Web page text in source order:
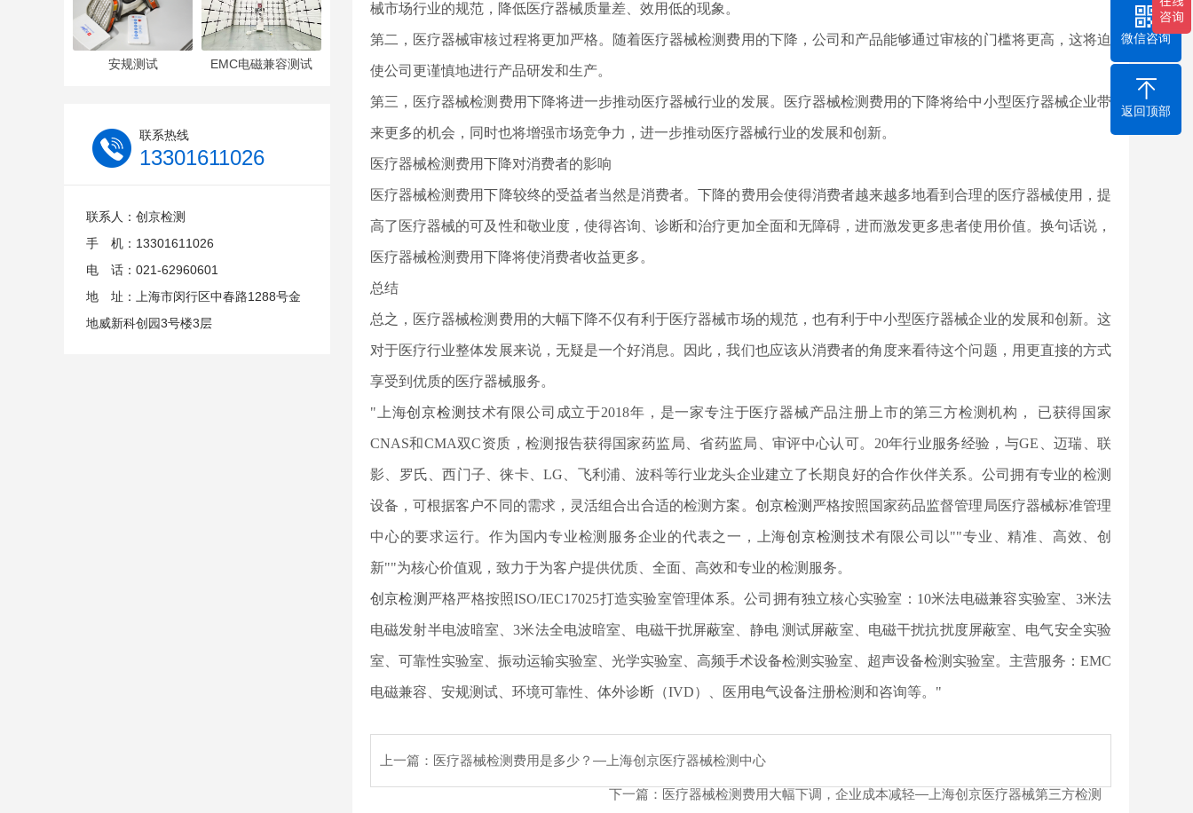
安规测试 EMC电磁兼容测试
联系热线
13301611026
联系人：创京检测
手 机：13301611026
电 话：021-62960601
地 址：上海市闵行区中春路1288号金
地威新科创园3号楼3层
械市场行业的规范，降低医疗器械质量差、效用低的现象。
第二，医疗器械审核过程将更加严格。随着医疗器械检测费用的下降，公司和产品能够通过审核的门槛将更高，这将迫
使公司更谨慎地进行产品研发和生产。
第三，医疗器械检测费用下降将进一步推动医疗器械行业的发展。医疗器械检测费用的下降将给中小型医疗器械企业带
来更多的机会，同时也将增强市场竞争力，进一步推动医疗器械行业的发展和创新。
医疗器械检测费用下降对消费者的影响
医疗器械检测费用下降较终的受益者当然是消费者。下降的费用会使得消费者越来越多地看到合理的医疗器械使用，提
高了医疗器械的可及性和敬业度，使得咨询、诊断和治疗更加全面和无障碍，进而激发更多患者使用价值。换句话说，
医疗器械检测费用下降将使消费者收益更多。
总结
总之，医疗器械检测费用的大幅下降不仅有利于医疗器械市场的规范，也有利于中小型医疗器械企业的发展和创新。这
对于医疗行业整体发展来说，无疑是一个好消息。因此，我们也应该从消费者的角度来看待这个问题，用更直接的方式
享受到优质的医疗器械服务。
"上海创京检测 技术有限公司成立于2018年，是一家专注于医疗器械产品注册上市的第三方检测机构， 已获得国家
CNAS和CMA双C资质，检测报告获得国家药监局、省药监局、审评中心认可。20年行业服务经验，与GE、迈瑞、联
影、罗氏、西门子、徕卡、LG、飞利浦、波科等行业龙头企业建立了长期良好的合作伙伴关系。公司拥有专业的检测
设备，可根据客户不同的需求，灵活组合出合适的检测方案。 创京检测 严格按照国家药品监督管理局医疗器械标准管理
中心的要求运行。作为国内专业检测服务企业的代表之一，上海创京检测技术有限公司以""专业、精准、高效、创
新""为核心价值观，致力于为客户提供优质、全面、高效和专业的检测服务。
创京检测 严格严格按照ISO/IEC17025打造实验室管理体系。公司拥有独立核心实验室：10米法电磁兼容实验室、3米法
电磁发射半电波暗室、3米法全电波暗室、电磁干扰屏蔽室、静电 测试屏蔽室、电磁干扰抗扰度屏蔽室、电气安全实验
室、可靠性实验室、振动运输实验室、光学实验室、高频手术设备检测实验室、超声设备检测实验室。主营服务：EMC
电磁兼容、安规测试、环境可靠性、体外诊断（IVD）、医用电气设备注册检测和咨询等。"
上一篇： 医疗器械检测费用是多少？—上海创京医疗器械检测中心
下一篇： 医疗器械检测费用大幅下调，企业成本减轻—上海创京医疗器械第三方检测
微信咨询
返回顶部